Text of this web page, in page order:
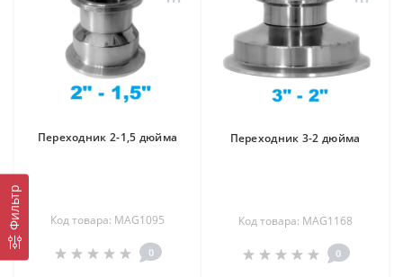
Фильтр
Переходник 2-1,5 дюйма
Код товара: MAG1095
0
Переходник 3-2 дюйма
Код товара: MAG1168
0